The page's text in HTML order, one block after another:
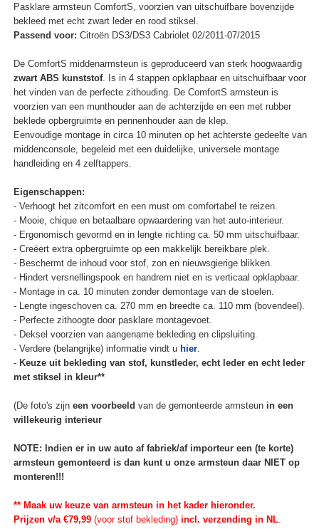
Pasklare armsteun ComfortS, voorzien van uitschuifbare bovenzijde
bekleed met echt zwart leder en rood stiksel.
Passend voor: Citroën DS3/DS3 Cabriolet 02/2011-07/2015
De ComfortS middenarmsteun is geproduceerd van sterk hoogwaardig
zwart ABS kunststof. Is in 4 stappen opklapbaar en uitschuifbaar voor
het vinden van de perfecte zithouding. De ComfortS armsteun is
voorzien van een munthouder aan de achterzijde en een met rubber
beklede opbergruimte en pennenhouder aan de klep.
Eenvoudige montage in circa 10 minuten op het achterste gedeelte van
middenconsole, begeleid met een duidelijke, universele montage
handleiding en 4 zelftappers.
Eigenschappen:
- Verhoogt het zitcomfort en een must om comfortabel te reizen.
- Mooie, chique en betaalbare opwaardering van het auto-interieur.
- Ergonomisch gevormd en in lengte richting ca. 50 mm uitschuifbaar.
- Creëert extra opbergruimte op een makkelijk bereikbare plek.
- Beschermt de inhoud voor stof, zon en nieuwsgierige blikken.
- Hindert versnellingspook en handrem niet en is verticaal opklapbaar.
- Montage in ca. 10 minuten zonder demontage van de stoelen.
- Lengte ingeschoven ca. 270 mm en breedte ca. 110 mm (bovendeel).
- Perfecte zithoogte door pasklare montagevoet.
- Deksel voorzien van aangename bekleding en clipsluiting.
- Verdere (belangrijke) informatie vindt u hier.
- Keuze uit bekleding van stof, kunstleder, echt leder en echt leder
met stiksel in kleur**
(De foto's zijn een voorbeeld van de gemonteerde armsteun in een
willekeurig interieur
NOTE: Indien er in uw auto af fabriek/af importeur een (te korte)
armsteun gemonteerd is dan kunt u onze armsteun daar NIET op
monteren!!!
** Maak uw keuze van armsteun in het kader hieronder.
Prijzen v/a €79,99(voor stof bekleding)incl. verzending in NL.